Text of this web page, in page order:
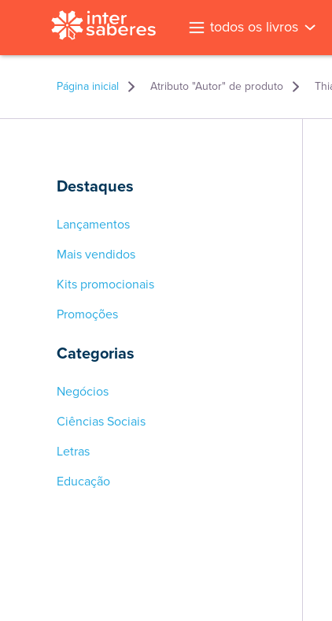
todos os livros
Página inicial Atributo "Autor" de produto
Destaques
Lançamentos
Mais vendidos
Kits promocionais
Promoções
Categorias
Negócios
Ciências Sociais
Letras
Educação